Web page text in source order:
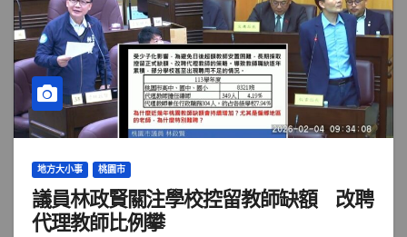
地方大小事 桃園市
議員林政賢關注學校控留教師缺額 改聘
代理教師比例攀